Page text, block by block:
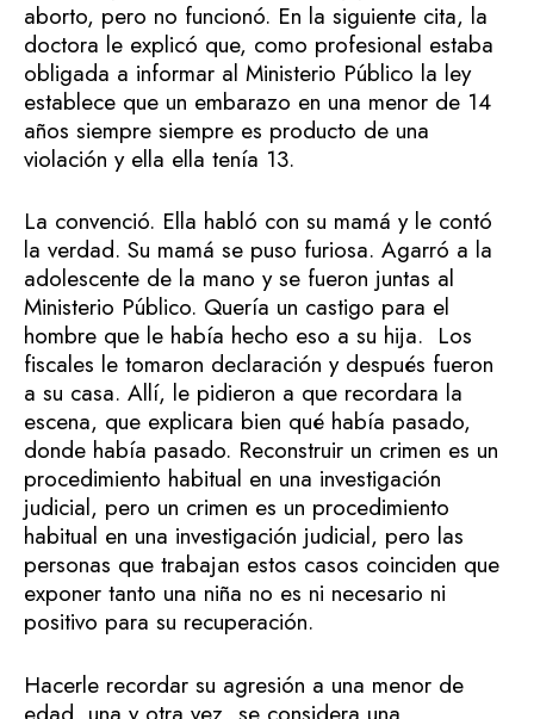
aborto, pero no funcionó. En la siguiente cita, la
doctora le explicó que, como profesional estaba
obligada a informar al Ministerio Público la ley
establece que un embarazo en una menor de 14
años siempre siempre es producto de una
violación y ella ella tenía 13.
La convenció. Ella habló con su mamá y le contó
la verdad. Su mamá se puso furiosa. Agarró a la
adolescente de la mano y se fueron juntas al
Ministerio Público. Quería un castigo para el
hombre que le había hecho eso a su hija. Los
fiscales le tomaron declaración y después fueron
a su casa. Allí, le pidieron a que recordara la
escena, que explicara bien qué había pasado,
donde había pasado. Reconstruir un crimen es un
procedimiento habitual en una investigación
judicial, pero un crimen es un procedimiento
habitual en una investigación judicial, pero las
personas que trabajan estos casos coinciden que
exponer tanto una niña no es ni necesario ni
positivo para su recuperación.
Hacerle recordar su agresión a una menor de